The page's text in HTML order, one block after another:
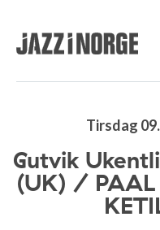
Tirsdag
Gutvik
(UK) / PAAL